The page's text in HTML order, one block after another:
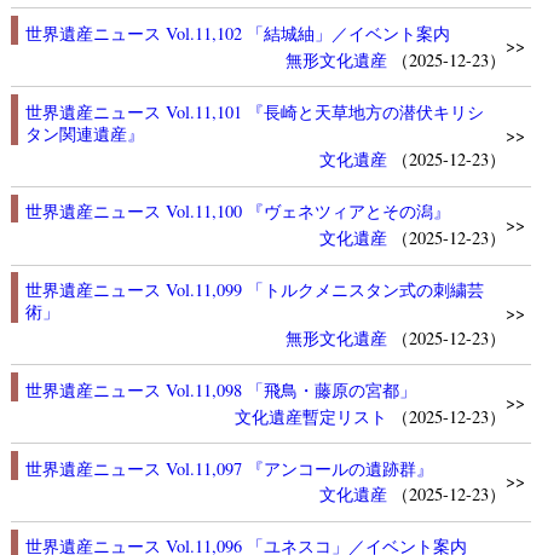
世界遺産ニュース Vol.11,102 「結城紬」／イベント案内
無形文化遺産
（2025-12-23）
>>
世界遺産ニュース Vol.11,101 『長崎と天草地方の潜伏キリシ
タン関連遺産』
文化遺産
（2025-12-23）
>>
世界遺産ニュース Vol.11,100 『ヴェネツィアとその潟』
文化遺産
（2025-12-23）
>>
世界遺産ニュース Vol.11,099 「トルクメニスタン式の刺繍芸
術」
無形文化遺産
（2025-12-23）
>>
世界遺産ニュース Vol.11,098 「飛鳥・藤原の宮都」
文化遺産暫定リスト （2025-12-23）
>>
世界遺産ニュース Vol.11,097 『アンコールの遺跡群』
文化遺産
（2025-12-23）
>>
世界遺産ニュース Vol.11,096 「ユネスコ」／イベント案内